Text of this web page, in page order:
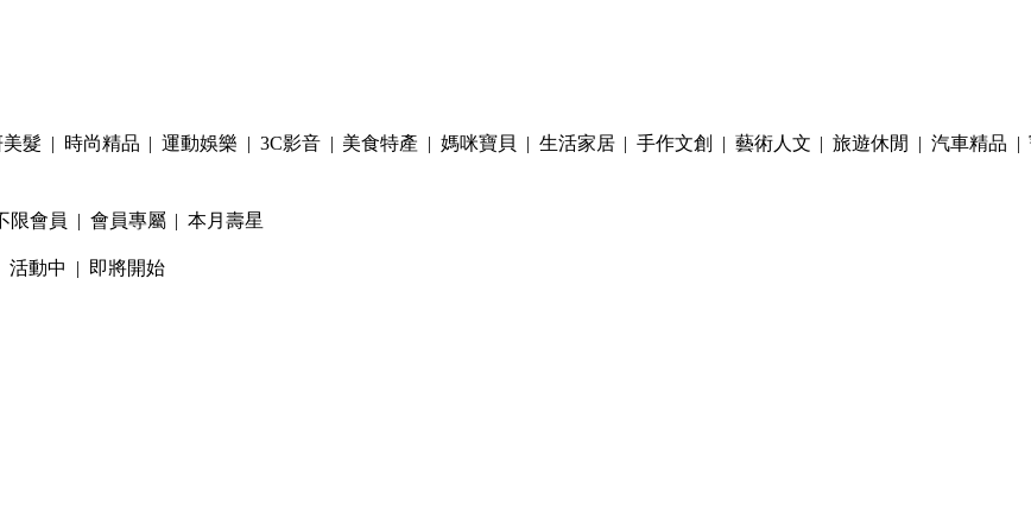
髮 | 時尚精品 |運動娛樂 | 3C影音| 美食特產 | 媽咪寶貝 | 生活家居|手作文創 | 藝術人文 |旅遊休閒 | 汽車精品 |
限會員 | 會員專屬|本月壽星
活動中 | 即將開始